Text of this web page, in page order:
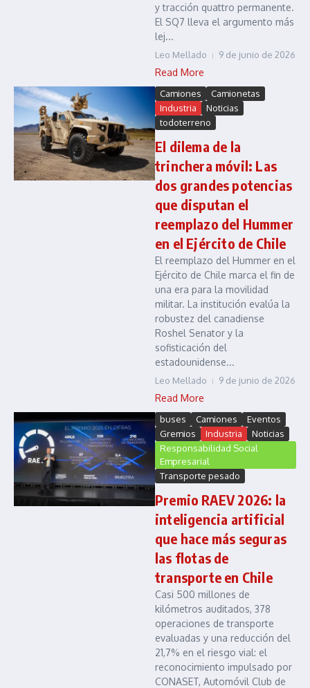
y tracción quattro permanente.
El SQ7 lleva el argumento más
lej...
Leo Mellado 9 de junio de 2026
Read More
Camiones
Camionetas
Industria
Noticias
todoterreno
El dilema de la
trinchera móvil: Las
dos grandes potencias
que disputan el
reemplazo del Hummer
en el Ejército de Chile
El reemplazo del Hummer en el
Ejército de Chile marca el fin de
una era para la movilidad
militar. La institución evalúa la
robustez del canadiense
Roshel Senator y la
sofisticación del
estadounidense...
Leo Mellado 9 de junio de 2026
Read More
buses Camiones
Eventos
Gremios
Industria
Noticias
Responsabilidad Social
Empresarial
Transporte pesado
Premio RAEV 2026: la
inteligencia artificial
que hace más seguras
las flotas de
transporte en Chile
Casi 500 millones de
kilómetros auditados, 378
operaciones de transporte
evaluadas y una reducción del
21,7% en el riesgo vial: el
reconocimiento impulsado por
CONASET, Automóvil Club de